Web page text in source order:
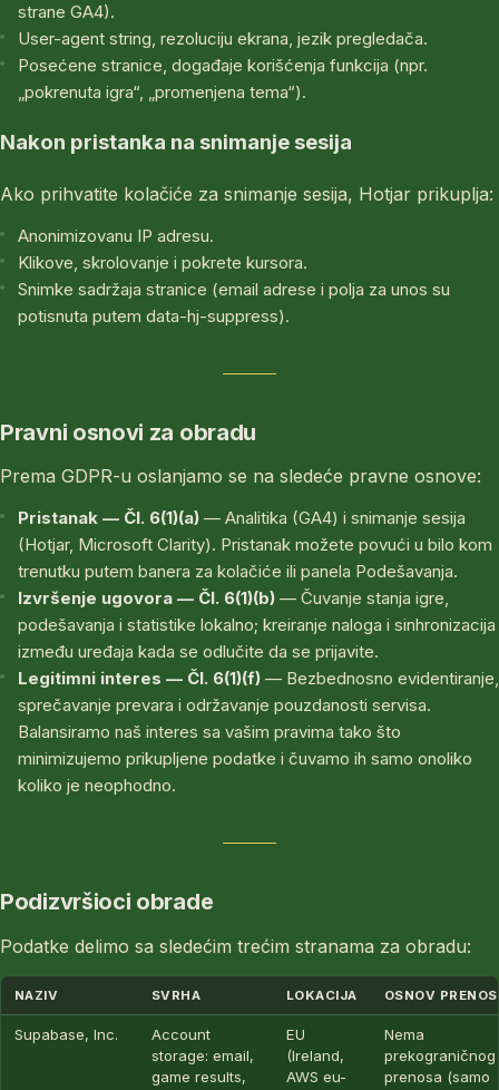
strane GA4).
User-agent string, rezoluciju ekrana, jezik pregledača.
Posećene stranice, događaje korišćenja funkcija (npr.
„pokrenuta igra“, „promenjena tema“).
Nakon pristanka na snimanje sesija
Ako prihvatite kolačiće za snimanje sesija, Hotjar prikuplja:
Anonimizovanu IP adresu.
Klikove, skrolovanje i pokrete kursora.
Snimke sadržaja stranice (email adrese i polja za unos su
potisnuta putem data-hj-suppress).
Pravni osnovi za obradu
Prema GDPR-u oslanjamo se na sledeće pravne osnove:
Pristanak — Čl. 6(1)(a) — Analitika (GA4) i snimanje sesija
(Hotjar, Microsoft Clarity). Pristanak možete povući u bilo kom
trenutku putem banera za kolačiće ili panela Podešavanja.
Izvršenje ugovora — Čl. 6(1)(b) — Čuvanje stanja igre,
podešavanja i statistike lokalno; kreiranje naloga i sinhronizacija
između uređaja kada se odlučite da se prijavite.
Legitimni interes — Čl. 6(1)(f) — Bezbednosno evidentiranje,
sprečavanje prevara i održavanje pouzdanosti servisa.
Balansiramo naš interes sa vašim pravima tako što
minimizujemo prikupljene podatke i čuvamo ih samo onoliko
koliko je neophodno.
Podizvršioci obrade
Podatke delimo sa sledećim trećim stranama za obradu:
NAZIV SVRHA LOKACIJA OSNOV
Supabase, Inc.
Account
storage: email,
game results,
EU
(Ireland,
AWS eu-
Nema
prekograničnog
prenosa (samo